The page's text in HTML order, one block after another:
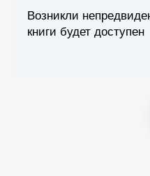
Возникли
книги будет доступен